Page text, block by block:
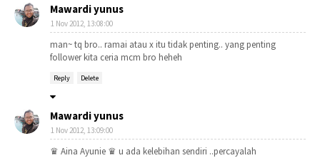
Mawardi yunus
1 Nov 2012, 13:08:00
man~ tq bro.. ramai atau x itu tidak penting.. yang penting
follower kita ceria mcm bro heheh
Reply Delete
Mawardi yunus
1 Nov 2012, 13:09:00
♛ Aina Ayunie ♛ u ada kelebihan sendiri ..percayalah